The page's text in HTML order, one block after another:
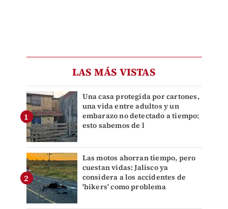
LAS MÁS VISTAS
Una casa protegida por cartones,
una vida entre adultos y un
embarazo no detectado a tiempo:
esto sabemos de l
Las motos ahorran tiempo, pero
cuestan vidas: Jalisco ya
considera a los accidentes de
'bikers' como problema